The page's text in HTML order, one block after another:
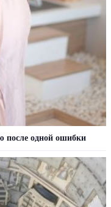
после одной ошибки